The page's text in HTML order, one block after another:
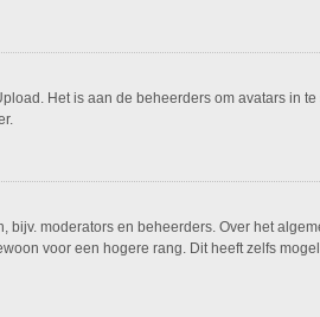
Het is aan de beheerders om avatars in
moderators en beheerders. Over het
voor een hogere rang. Dit heeft zelfs